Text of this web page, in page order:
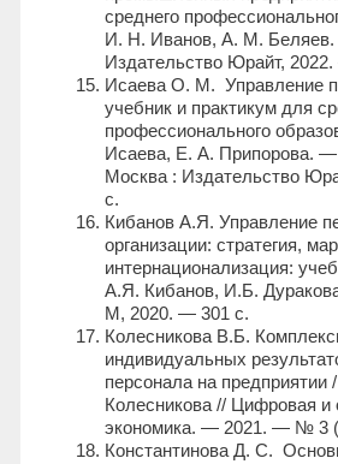
среднего
И. Н. Иванов, А. М.
Издательство Юрайт,
Исаева О. М. Управление
учебник и практикум для
профессионального
Исаева, Е. А. Припорова.
Москва : Издательство
с.
Кибанов А.Я. Управление
организации: стратегия,
интернационализация:
А.Я. Кибанов, И.Б.
М, 2020. — 301 с.
Колесникова В.Б.
индивидуальных
персонала на предприятии
Колесникова // Цифровая и
экономика. — 2021. — № 3
Константинова Д. С.